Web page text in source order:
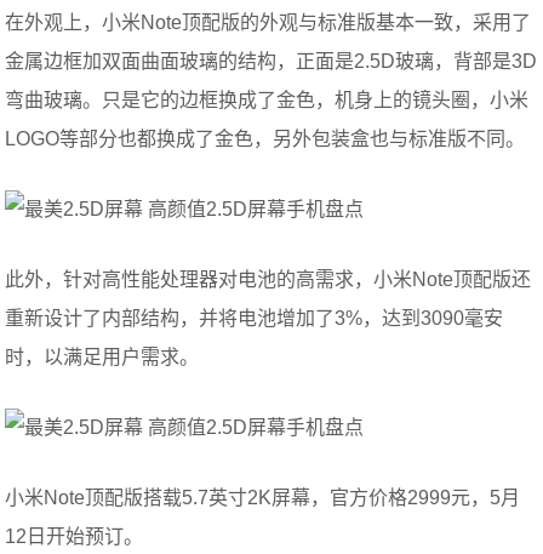
在外观上，小米Note顶配版的外观与标准版基本一致，采用了
金属边框加双面曲面玻璃的结构，正面是2.5D玻璃，背部是3D
弯曲玻璃。只是它的边框换成了金色，机身上的镜头圈，小米
LOGO等部分也都换成了金色，另外包装盒也与标准版不同。
此外，针对高性能处理器对电池的高需求，小米Note顶配版还
重新设计了内部结构，并将电池增加了3%，达到3090毫安
时，以满足用户需求。
小米Note顶配版搭载5.7英寸2K屏幕，官方价格2999元，5月
12日开始预订。